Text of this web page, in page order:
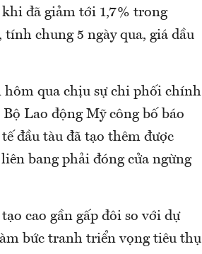
khi đã giảm tới 1,7% trong
chung 5 ngày qua, giá dầu
qua chịu sự chi phối chính
Lao động Mỹ công bố báo
đầu tàu đã tạo thêm được
bang phải đóng cửa ngừng
cao gần gấp đôi so với dự
bức tranh triển vọng tiêu thụ